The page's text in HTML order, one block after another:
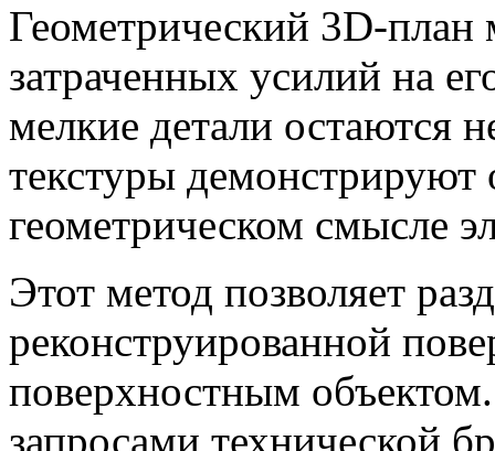
Геометрический 3D-план
затраченных усилий на
мелкие детали остаются
текстуры демонстрируют
геометрическом смысле
Этот метод позволяет
реконструированной
поверхностным
запросами технической